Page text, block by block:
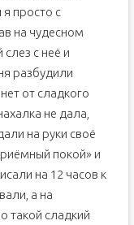
просто с
на чудесном
с неё и
разбудили
от сладкого
не дала,
на руки своё
покой» и
на 12 часов к
а на
такой сладкий